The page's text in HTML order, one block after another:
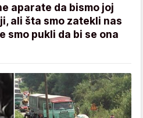
aparate da bismo joj
ali šta smo zatekli nas
smo pukli da bi se ona